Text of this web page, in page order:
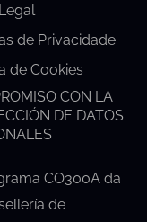
de Privacidade
de Cookies
CON LA
DE DATOS
CO300A da
de